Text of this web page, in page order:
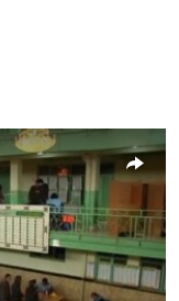
available